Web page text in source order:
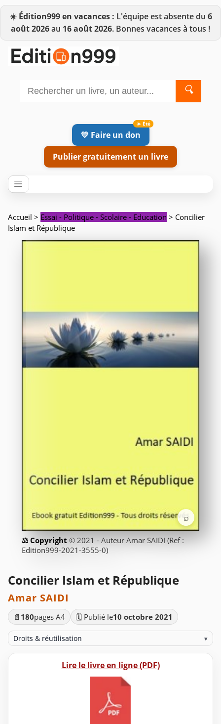
☀️ Édition999 en vacances : L'équipe est absente du 6
août 2026au 16 août 2026. Bonnes vacances à tous !
🔍
💛 Faire un don
Publier gratuitement un livre
Accueil > Essai - Politique - Scolaire - Education > Concilier
Islam et République
⌕
© 2021 - Auteur Amar SAIDI (Ref :
Edition999-2021-3555-0)
Concilier Islam et République
Amar SAIDI
📄 180pages A4 🗓️ Publié le10 octobre 2021
Droits & réutilisation ▾
Lire le livre en ligne (PDF)